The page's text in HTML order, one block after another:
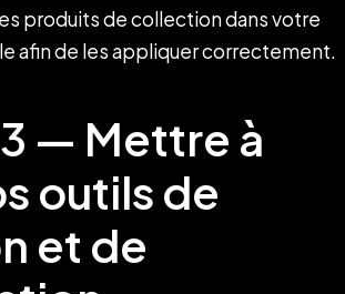
produits de collection dans votre
afin de les appliquer correctement.
— Mettre à
outils de
et de